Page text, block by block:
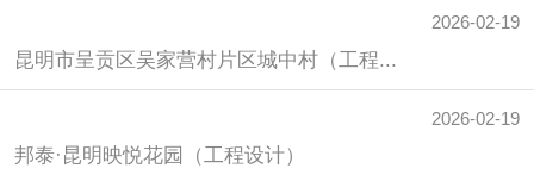
2026-02-19
昆明市呈贡区吴家营村片区城中村（工程...
2026-02-19
邦泰·昆明映悦花园（工程设计）
昆明市呈贡区吴家营村片区城中村（工程...
邦泰·昆明映悦花园（工程施工）
昆明市呈贡区吴家营村片区城中村（工程...
邦泰·昆明映悦花园（工程实例）